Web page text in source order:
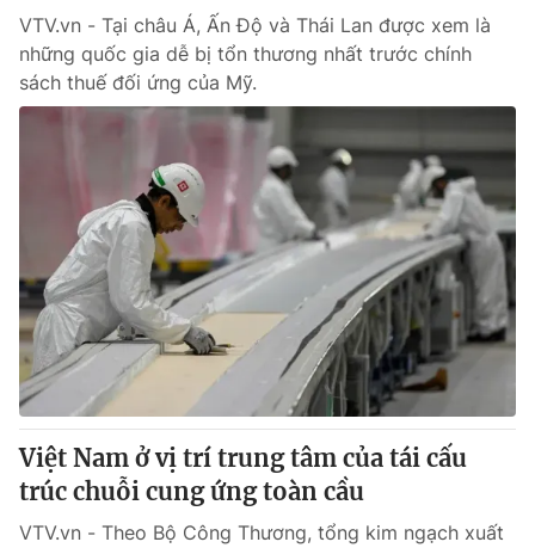
VTV.vn - Tại châu Á, Ấn Độ và Thái Lan được xem là
những quốc gia dễ bị tổn thương nhất trước chính
sách thuế đối ứng của Mỹ.
Việt Nam ở vị trí trung tâm của tái cấu
trúc chuỗi cung ứng toàn cầu
VTV.vn - Theo Bộ Công Thương, tổng kim ngạch xuất